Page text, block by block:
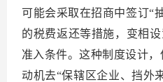
可能会采取在招商中签订“
的税费返还等措施，变相
准入条件。这种制度设计
动机去“保辖区企业、挡外